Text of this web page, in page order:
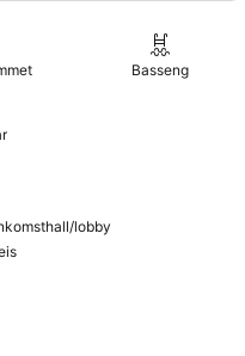
Basseng
lobby